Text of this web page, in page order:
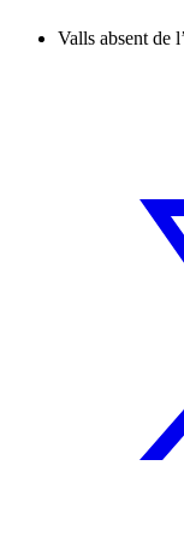
Valls absent de